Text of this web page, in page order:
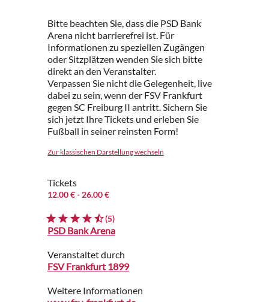
Bitte beachten Sie, dass die PSD Bank
Arena nicht barrierefrei ist. Für
Informationen zu speziellen Zugängen
oder Sitzplätzen wenden Sie sich bitte
direkt an den Veranstalter.
Verpassen Sie nicht die Gelegenheit, live
dabei zu sein, wenn der FSV Frankfurt
gegen SC Freiburg II antritt. Sichern Sie
sich jetzt Ihre Tickets und erleben Sie
Fußball in seiner reinsten Form!
Zur klassischen Darstellung wechseln
Tickets
12.00 €- 26.00 €
(5)
PSD Bank Arena
Veranstaltet durch
FSV Frankfurt 1899
Weitere Informationen